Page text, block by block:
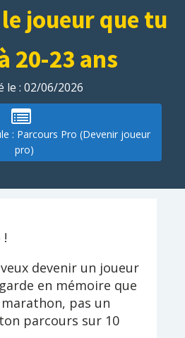
joueur que tu
20-23 ans
le : 02/06/2026
: Parcours Pro (Devenir joueur
pro)
!
devenir un joueur
en mémoire que
pas un
parcours sur 10